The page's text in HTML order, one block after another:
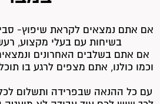
אם אתם נמצאים לקראת שיפוץ-
בשיחות עם בעלי מקצוע,
אם אתם בשלבים האחרונים
וכמו כולנו, אתם מצפים לרגע בו
עם כל ההנאה שבפרידה ותשלום